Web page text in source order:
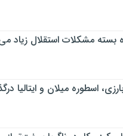
بسته مشکلات استقلال زیاد
اسطوره میلان و ایتالیا